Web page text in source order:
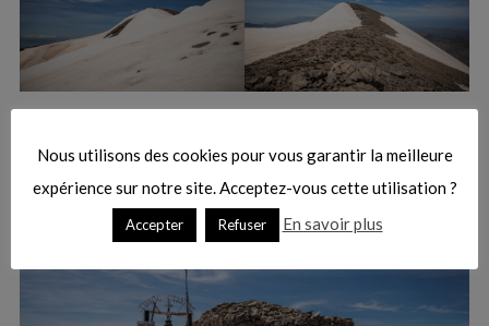
Nous utilisons des cookies pour vous garantir la meilleure
expérience sur notre site. Acceptez-vous cette utilisation ?
Accepter Refuser En savoir plus